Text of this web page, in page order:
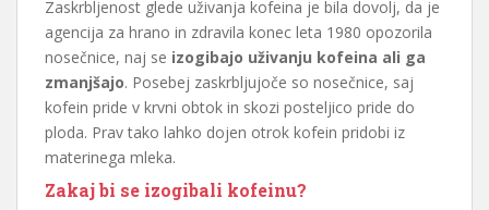
Zaskrbljenost glede uživanja kofeina je bila dovolj, da je
agencija za hrano in zdravila konec leta 1980 opozorila
nosečnice, naj se izogibajo uživanju kofeina ali ga
zmanjšajo. Posebej zaskrbljujoče so nosečnice, saj
kofein pride v krvni obtok in skozi posteljico pride do
ploda. Prav tako lahko dojen otrok kofein pridobi iz
materinega mleka.
Zakaj bi se izogibali kofeinu?